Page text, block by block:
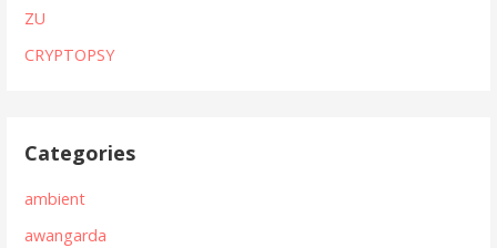
ZU
CRYPTOPSY
Categories
ambient
awangarda